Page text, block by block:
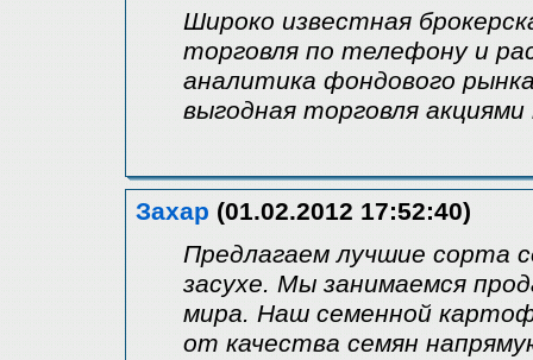
Широко известная
торговля по телефону и
аналитика фондового
выгодная торговля
Захар (01.02.2012 17:52:40)
Предлагаем лучшие сорта
засухе. Мы занимаемся
мира. Наш семенной
от качества семян